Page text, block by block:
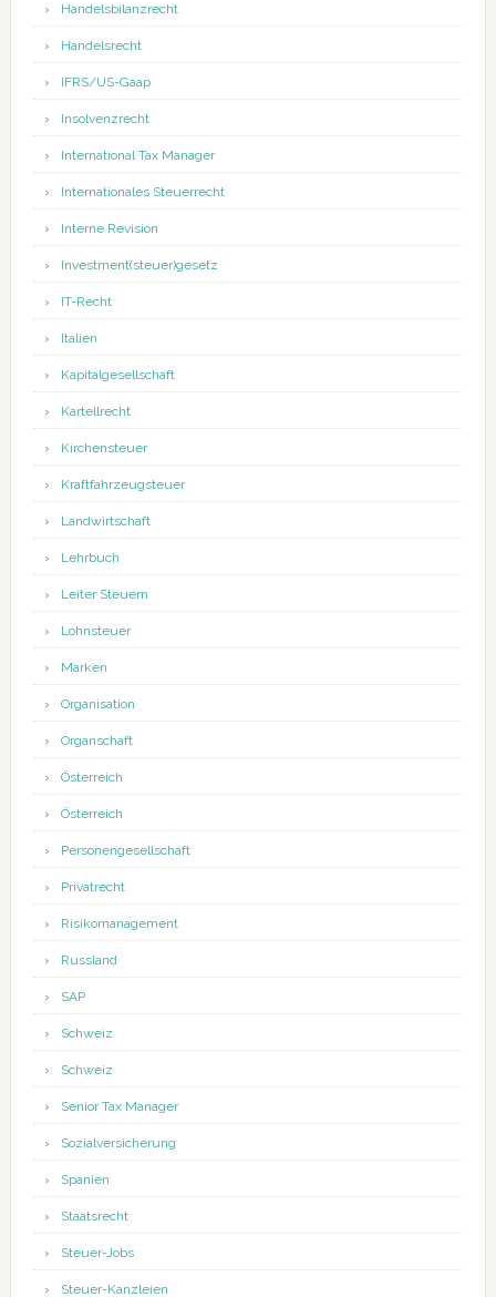
Handelsbilanzrecht
Handelsrecht
IFRS/US-Gaap
Insolvenzrecht
International Tax Manager
Internationales Steuerrecht
Interne Revision
Investment(steuer)gesetz
IT-Recht
Italien
Kapitalgesellschaft
Kartellrecht
Kirchensteuer
Kraftfahrzeugsteuer
Landwirtschaft
Lehrbuch
Leiter Steuern
Lohnsteuer
Marken
Organisation
Organschaft
Österreich
Österreich
Personengesellschaft
Privatrecht
Risikomanagement
Russland
SAP
Schweiz
Schweiz
Senior Tax Manager
Sozialversicherung
Spanien
Staatsrecht
Steuer-Jobs
Steuer-Kanzleien